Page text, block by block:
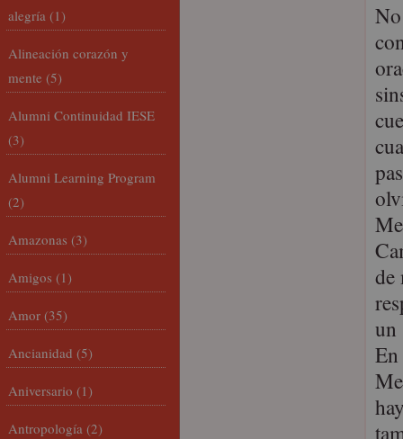
de
un
alegría (1)
Alineación corazón y
mente (5)
Alumni Continuidad IESE
(3)
Alumni Learning Program
(2)
Amazonas (3)
Amigos (1)
Amor (35)
Ancianidad (5)
Aniversario (1)
Antropología (2)